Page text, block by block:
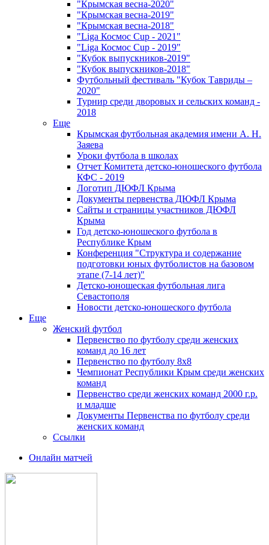
"Крымская весна-2020"
"Крымская весна-2019"
"Крымская весна-2018"
"Liga Космос Cup - 2021"
"Liga Космос Cup - 2019"
"Кубок выпускников-2019"
"Кубок выпускников-2018"
Футбольный фестиваль "Кубок Тавриды –
2020"
Турнир среди дворовых и сельских команд -
2018
Еще
Крымская футбольная академия имени А. Н.
Заяева
Уроки футбола в школах
Отчет Комитета детско-юношеского футбола
КФС - 2019
Логотип ДЮФЛ Крыма
Документы первенства ДЮФЛ Крыма
Сайты и страницы участников ДЮФЛ
Крыма
Год детско-юношеского футбола в
Республике Крым
Конференция "Структура и содержание
подготовки юных футболистов на базовом
этапе (7-14 лет)"
Детско-юношеская футбольная лига
Севастополя
Новости детско-юношеского футбола
Еще
Женский футбол
Первенство по футболу среди женских
команд до 16 лет
Первенство по футболу 8х8
Чемпионат Республики Крым среди женских
команд
Первенство среди женских команд 2000 г.р.
и младше
Документы Первенства по футболу среди
женских команд
Ссылки
Онлайн матчей